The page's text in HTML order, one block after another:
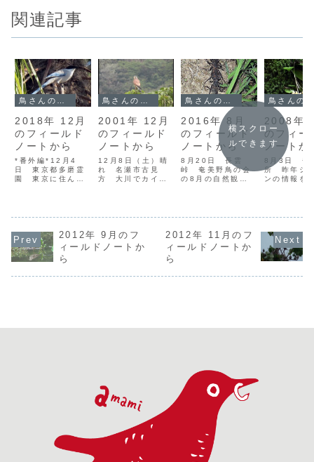
関連記事
2018年 12月
のフィールド
ノートから
*番外編*12月4
日 東京都多磨霊
園 東京に住んで
た予定もなく、天
気もよかったので
久々に多磨霊園で
鳥見。敷地に入っ
路の鳥が飛びまわ
2001年 12月
のフィールド
ノートから
12月8日（土）晴
れ 名瀬市古見
方 大川でカイツ
さかんに鳴いたり
追いかけ合いをし
たりしている。オ
オバンやハシビロ
に寄り、カイツブ
2016年 8月
のフィールド
ノートから
8月20日 長雲
峠 奄美野鳥の会
の8月の自然観察
い。リュウキュウ
コノハズクの声を
聴きながら観察会
アマミサソリモド
2008年
のフィー
ノートか
8月3日 奄
所 昨年シ
ンの情報を
道を歩く。
の木には結
さんのコケ
が生えてい
とっては条
横スクロー
ルできます
2012年 9月のフ
ィールドノートか
ら
2012年 11月のフ
ィールドノートか
ら